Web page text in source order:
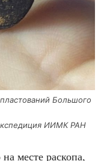
Боль­шо­го
ИИМК РАН
месте рас­ко­па,